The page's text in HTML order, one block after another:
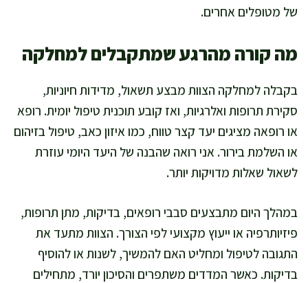
של מטופלים אחרים.
מה קורה מהרגע שמתקבלים למחלקה
בקבלה למחלקה הצוות מבצע תשאול, מדידות חיוניות,
סקירת תרופות ואלרגיות, ואז קובע תוכנית טיפול יומית. רופא
או רופאה מציגים יעד קצר טווח, כמו איזון כאב, טיפול בזיהום
או השלמת בירור. אני רואה שהבנה של היעד היומי עוזרת
לשאול שאלות מדויקות יותר.
במהלך היום מתבצעים סבבי רופאים, בדיקות, מתן תרופות,
פיזיותרפיה או ייעוץ מקצועי לפי הצורך. הצוות מתעד את
התגובה לטיפול ומחליט האם להמשיך, לשנות או להוסיף
בדיקות. כאשר המדדים משתפרים והסיכון יורד, מתחילים